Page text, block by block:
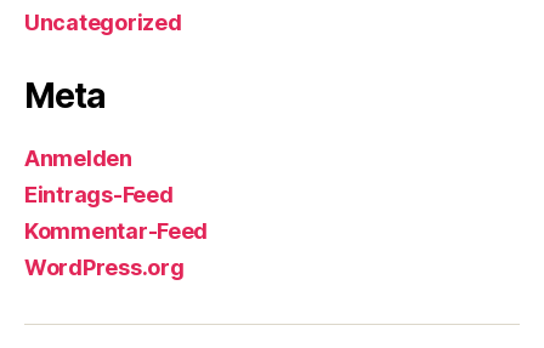
Uncategorized
Meta
Anmelden
Eintrags-Feed
Kommentar-Feed
WordPress.org